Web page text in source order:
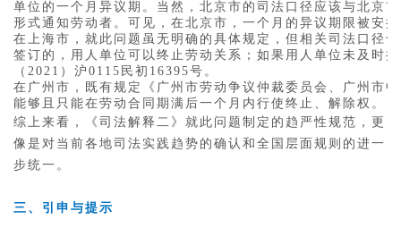
单位的一个月异议期。当然，北京市的司法口径应该与北京
形式通知劳动者。可见，在北京市，一个月的异议期限被安
在上海市，就此问题虽无明确的具体规定，但相关司法口径
签订的，用人单位可以终止劳动关系；如果用人单位未及时
（2021）沪0115民初16395号。
在广州市，既有规定《广州市劳动争议仲裁委员会、广州市
能够且只能在劳动合同期满后一个月内行使终止、解除权。
综上来看，《司法解释二》就此问题制定的趋严性规范，更
像是对当前各地司法实践趋势的确认和全国层面规则的进一
步统一。
三、引申与提示